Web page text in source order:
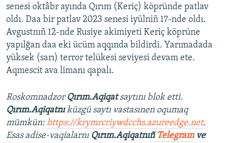
senesi oktâbr ayında Qırım (Keriç) köpründe patlav
oldı. Daa bir patlav 2023 senesi iyülniñ 17-nde oldı.
Avgustnıñ 12-nde Rusiye akimiyeti Keriç köprüne
yapılğan daa eki ücüm aqqında bildirdi. Yarımadada
yüksek (sarı) terror telükesi seviyesi devam ete.
Aqmescit ava limanı qapalı.
Roskomnadzor Qırım.Aqiqatsaytını blok etti.
Qırım.Aqiqatnıküzgü saytı vastasınen oqumaq
mümkün:https://krymrcriywdcchs.azureedge.net.
Esas adise-vaqialarnı Qırım.Aqiqatnıñ Telegramve